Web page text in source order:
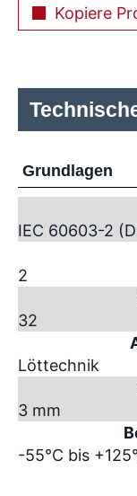
Kopiere
Grundlagen
IEC 60603-2
2
32
Löttechnik
3 mm
-55°C bis